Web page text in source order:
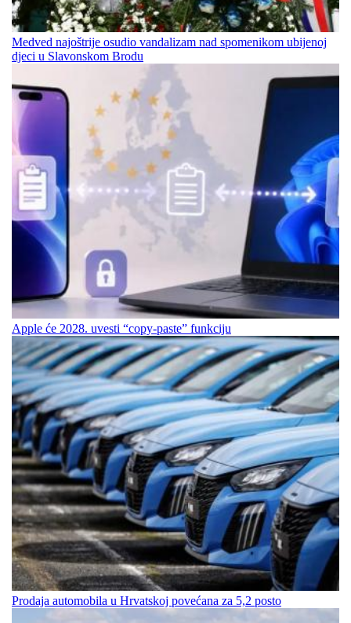
Medved najoštrije osudio vandalizam nad spomenikom ubijenoj
djeci u Slavonskom Brodu
Apple će 2028. uvesti “copy-paste” funkciju
Prodaja automobila u Hrvatskoj povećana za 5,2 posto